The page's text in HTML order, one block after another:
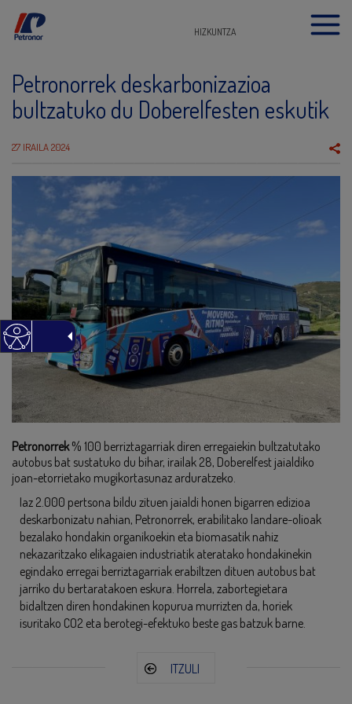
HIZKUNTZA
Petronorrek deskarbonizazioa
bultzatuko du Doberelfesten eskutik
27 IRAILA 2024
Petronorrek% 100 berriztagarriak diren erregaiekin bultzatutako
autobus bat sustatuko du bihar, irailak 28, Doberelfest jaialdiko
joan-etorrietako mugikortasunaz arduratzeko.
Iaz 2.000 pertsona bildu zituen jaialdi honen bigarren edizioa
deskarbonizatu nahian, Petronorrek, erabilitako landare-olioak
bezalako hondakin organikoekin eta biomasatik nahiz
nekazaritzako elikagaien industriatik ateratako hondakinekin
egindako erregai berriztagarriak erabiltzen dituen autobus bat
jarriko du bertaratakoen eskura. Horrela, zabortegietara
bidaltzen diren hondakinen kopurua murrizten da, horiek
isuritako CO2 eta berotegi-efektuko beste gas batzuk barne.
ITZULI